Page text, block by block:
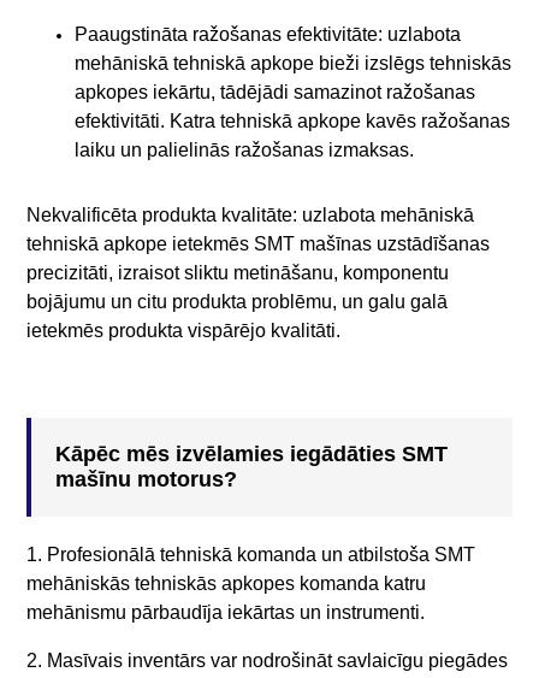
Paaugstināta ražošanas efektivitāte: uzlabota
mehāniskā tehniskā apkope bieži izslēgs tehniskās
apkopes iekārtu, tādējādi samazinot ražošanas
efektivitāti. Katra tehniskā apkope kavēs ražošanas
laiku un palielinās ražošanas izmaksas.
Nekvalificēta produkta kvalitāte: uzlabota mehāniskā
tehniskā apkope ietekmēs SMT mašīnas uzstādīšanas
precizitāti, izraisot sliktu metināšanu, komponentu
bojājumu un citu produkta problēmu, un galu galā
ietekmēs produkta vispārējo kvalitāti.
Kāpēc mēs izvēlamies iegādāties SMT
mašīnu motorus?
1. Profesionālā tehniskā komanda un atbilstoša SMT
mehāniskās tehniskās apkopes komanda katru
mehānismu pārbaudīja iekārtas un instrumenti.
2. Masīvais inventārs var nodrošināt savlaicīgu piegādes